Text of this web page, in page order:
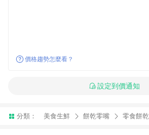
價格趨勢怎麼看？
設定到價通知
分類： 美食生鮮 餅乾零嘴 零食餅乾